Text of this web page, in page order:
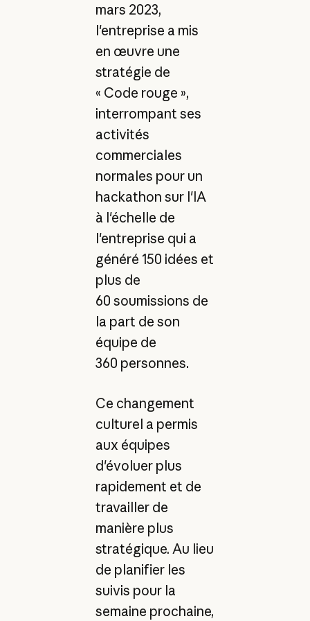
mars 2023,
l'entreprise a mis
en œuvre une
stratégie de
« Code rouge »,
interrompant ses
activités
commerciales
normales pour un
hackathon sur l'IA
à l'échelle de
l'entreprise qui a
généré 150 idées et
plus de
60 soumissions de
la part de son
équipe de
360 personnes.
Ce changement
culturel a permis
aux équipes
d'évoluer plus
rapidement et de
travailler de
manière plus
stratégique. Au lieu
de planifier les
suivis pour la
semaine prochaine,